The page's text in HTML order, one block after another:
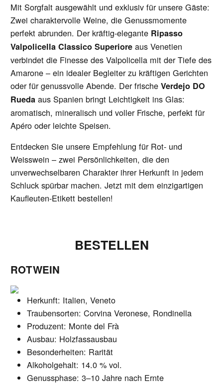
Mit Sorgfalt ausgewählt und exklusiv für unsere Gäste:
Zwei charaktervolle Weine, die Genussmomente
perfekt abrunden. Der kräftig-elegante Ripasso
Valpolicella Classico Superiore aus Venetien
verbindet die Finesse des Valpolicella mit der Tiefe des
Amarone – ein idealer Begleiter zu kräftigen Gerichten
oder für genussvolle Abende. Der frischeVerdejo DO
Rueda aus Spanien bringt Leichtigkeit ins Glas:
aromatisch, mineralisch und voller Frische, perfekt für
Apéro oder leichte Speisen.
Entdecken Sie unsere Empfehlung für Rot- und
Weisswein – zwei Persönlichkeiten, die den
unverwechselbaren Charakter ihrer Herkunft in jedem
Schluck spürbar machen. Jetzt mit dem einzigartigen
Kaufleuten-Etikett bestellen!
BESTELLEN
ROTWEIN
Herkunft: Italien, Veneto
Traubensorten: Corvina Veronese, Rondinella
Produzent: Monte del Frà
Ausbau: Holzfassausbau
Besonderheiten: Rarität
Alkoholgehalt: 14.0 % vol.
Genussphase: 3–10 Jahre nach Ernte